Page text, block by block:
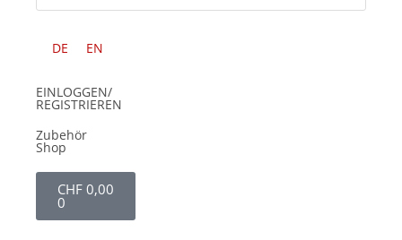
DE EN
EINLOGGEN/
REGISTRIEREN
Zubehör
Shop
CHF 0,00
0